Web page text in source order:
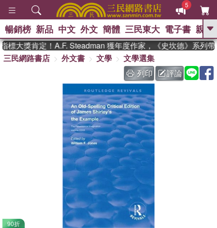
5
GO
熱搜： 東野圭吾 、
、 如果歷史是一群喵 、 暑期
國際布克獎 臺灣漫遊錄 、 方
念華 、 台灣的李登輝時代
孩：黎曼猜想 、 偉大的迷走神經
暢銷榜 新品 中文 外文 簡體 三民東大 電子書 親子
大獎肯定！A.F. Steadman 獲年度作家，《史坎德》系列帶
三民網路書店
外文書 文學
文學選集
列印
評論
90折